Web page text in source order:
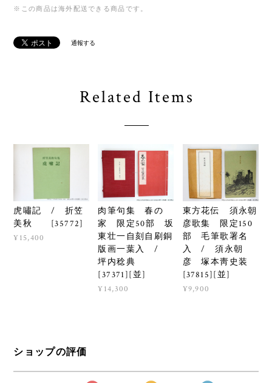
※この商品は海外配送できる商品です。
通報する
Related Items
虎嘯記 / 折笠
美秋 [35772]
¥15,400
肉筆句集 春の
家 限定50部 坂
東壮一自刻自刷銅
版画一葉入 /
坪内稔典
[37371][並]
¥14,300
東方花伝 須永朝
彦歌集 限定150
部 毛筆歌署名
入 / 須永朝
彦 塚本靑史装
[37815][並]
¥9,900
ショップの評価